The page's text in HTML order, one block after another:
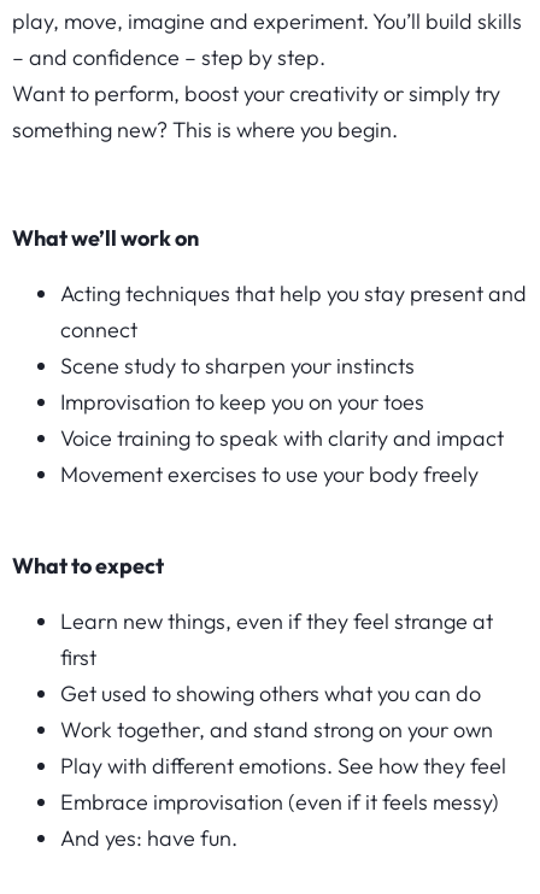
play, move, imagine and experiment. You’ll build skills
– and confidence – step by step.
Want to perform, boost your creativity or simply try
something new? This is where you begin.
What we’ll work on
Acting techniques that help you stay present and
connect
Scene study to sharpen your instincts
Improvisation to keep you on your toes
Voice training to speak with clarity and impact
Movement exercises to use your body freely
What to expect
Learn new things, even if they feel strange at
first
Get used to showing others what you can do
Work together, and stand strong on your own
Play with different emotions. See how they feel
Embrace improvisation (even if it feels messy)
And yes: have fun.